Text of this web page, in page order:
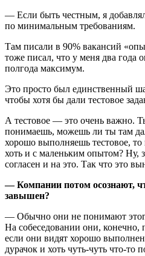
— Если быть честным, я
по минимальным требованиям.
Там писали в 90% вакансий
тоже писал, что у меня два года
полгода максимум.
Это просто был единственный
чтобы хотя бы дали тестовое
А тестовое — это очень важно.
понимаешь, можешь ли ты там
хорошо выполняешь тестовое, то
хоть и с маленьким опытом? Ну,
согласен и на это. Так что это
— Компании потом осознают,
завышен?
— Обычно они не понимают
На собеседовании они, конечно,
если они видят хорошо
дурачок и хоть чуть-чуть что-то